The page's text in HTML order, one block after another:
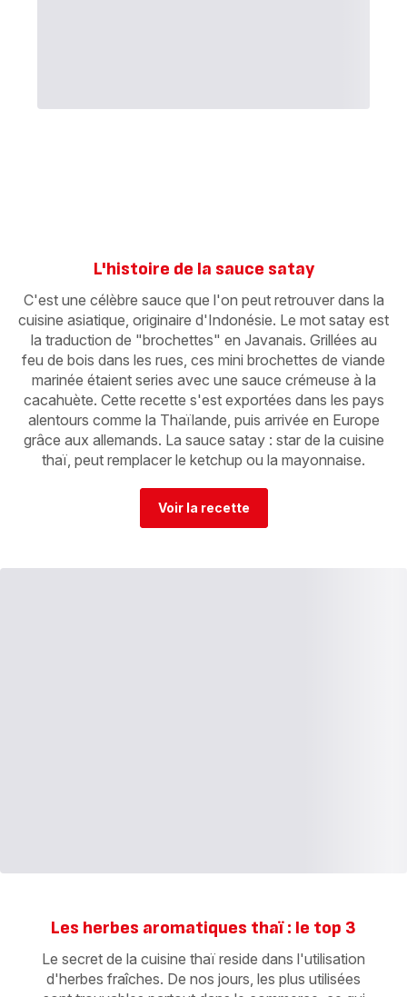
L'histoire de la sauce satay
C'est une célèbre sauce que l'on peut retrouver dans la
cuisine asiatique, originaire d'Indonésie. Le mot satay est
la traduction de "brochettes" en Javanais. Grillées au
feu de bois dans les rues, ces mini brochettes de viande
marinée étaient series avec une sauce crémeuse à la
cacahuète. Cette recette s'est exportées dans les pays
alentours comme la Thaïlande, puis arrivée en Europe
grâce aux allemands. La sauce satay : star de la cuisine
thaï, peut remplacer le ketchup ou la mayonnaise.
Voir la recette
Les herbes aromatiques thaï : le top 3
Le secret de la cuisine thaï reside dans l'utilisation
d'herbes fraîches. De nos jours, les plus utilisées